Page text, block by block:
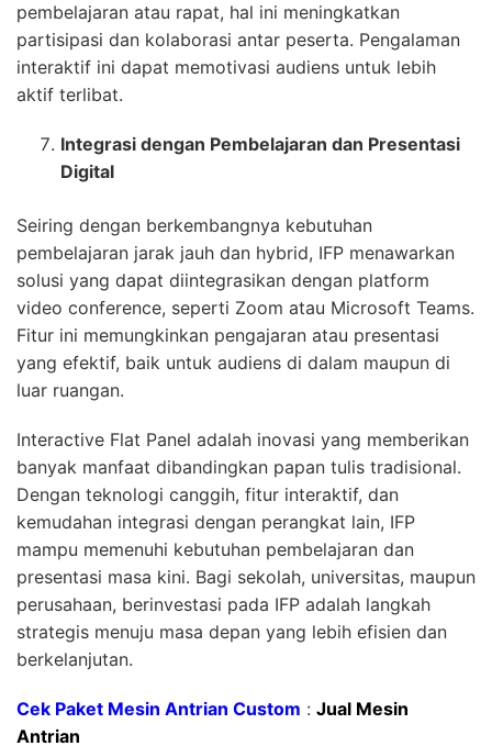
pembelajaran atau rapat, hal ini meningkatkan
partisipasi dan kolaborasi antar peserta. Pengalaman
interaktif ini dapat memotivasi audiens untuk lebih
aktif terlibat.
Integrasi dengan Pembelajaran dan Presentasi
Digital
Seiring dengan berkembangnya kebutuhan
pembelajaran jarak jauh dan hybrid, IFP menawarkan
solusi yang dapat diintegrasikan dengan platform
video conference, seperti Zoom atau Microsoft Teams.
Fitur ini memungkinkan pengajaran atau presentasi
yang efektif, baik untuk audiens di dalam maupun di
luar ruangan.
Interactive Flat Panel adalah inovasi yang memberikan
banyak manfaat dibandingkan papan tulis tradisional.
Dengan teknologi canggih, fitur interaktif, dan
kemudahan integrasi dengan perangkat lain, IFP
mampu memenuhi kebutuhan pembelajaran dan
presentasi masa kini. Bagi sekolah, universitas, maupun
perusahaan, berinvestasi pada IFP adalah langkah
strategis menuju masa depan yang lebih efisien dan
berkelanjutan.
Cek Paket Mesin Antrian Custom : Jual Mesin
Antrian